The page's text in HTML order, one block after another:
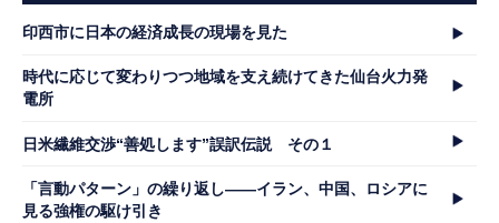
印西市に日本の経済成長の現場を見た
時代に応じて変わりつつ地域を支え続けてきた仙台火力発
電所
日米繊維交渉“善処します”誤訳伝説 その１
「言動パターン」の繰り返し――イラン、中国、ロシアに
見る強権の駆け引き